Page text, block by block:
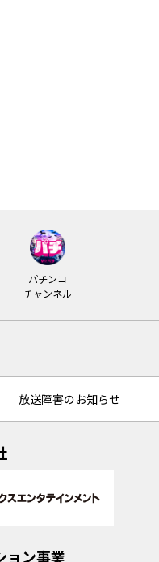
パチンコ
チャンネル
放送障害のお知らせ
ョン事業